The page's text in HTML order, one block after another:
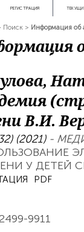
РЕГИСТРАЦИЯ
Поиск > Информация об
В.И.
(2021)-
У ДЕТЕЙ
PDF
9911